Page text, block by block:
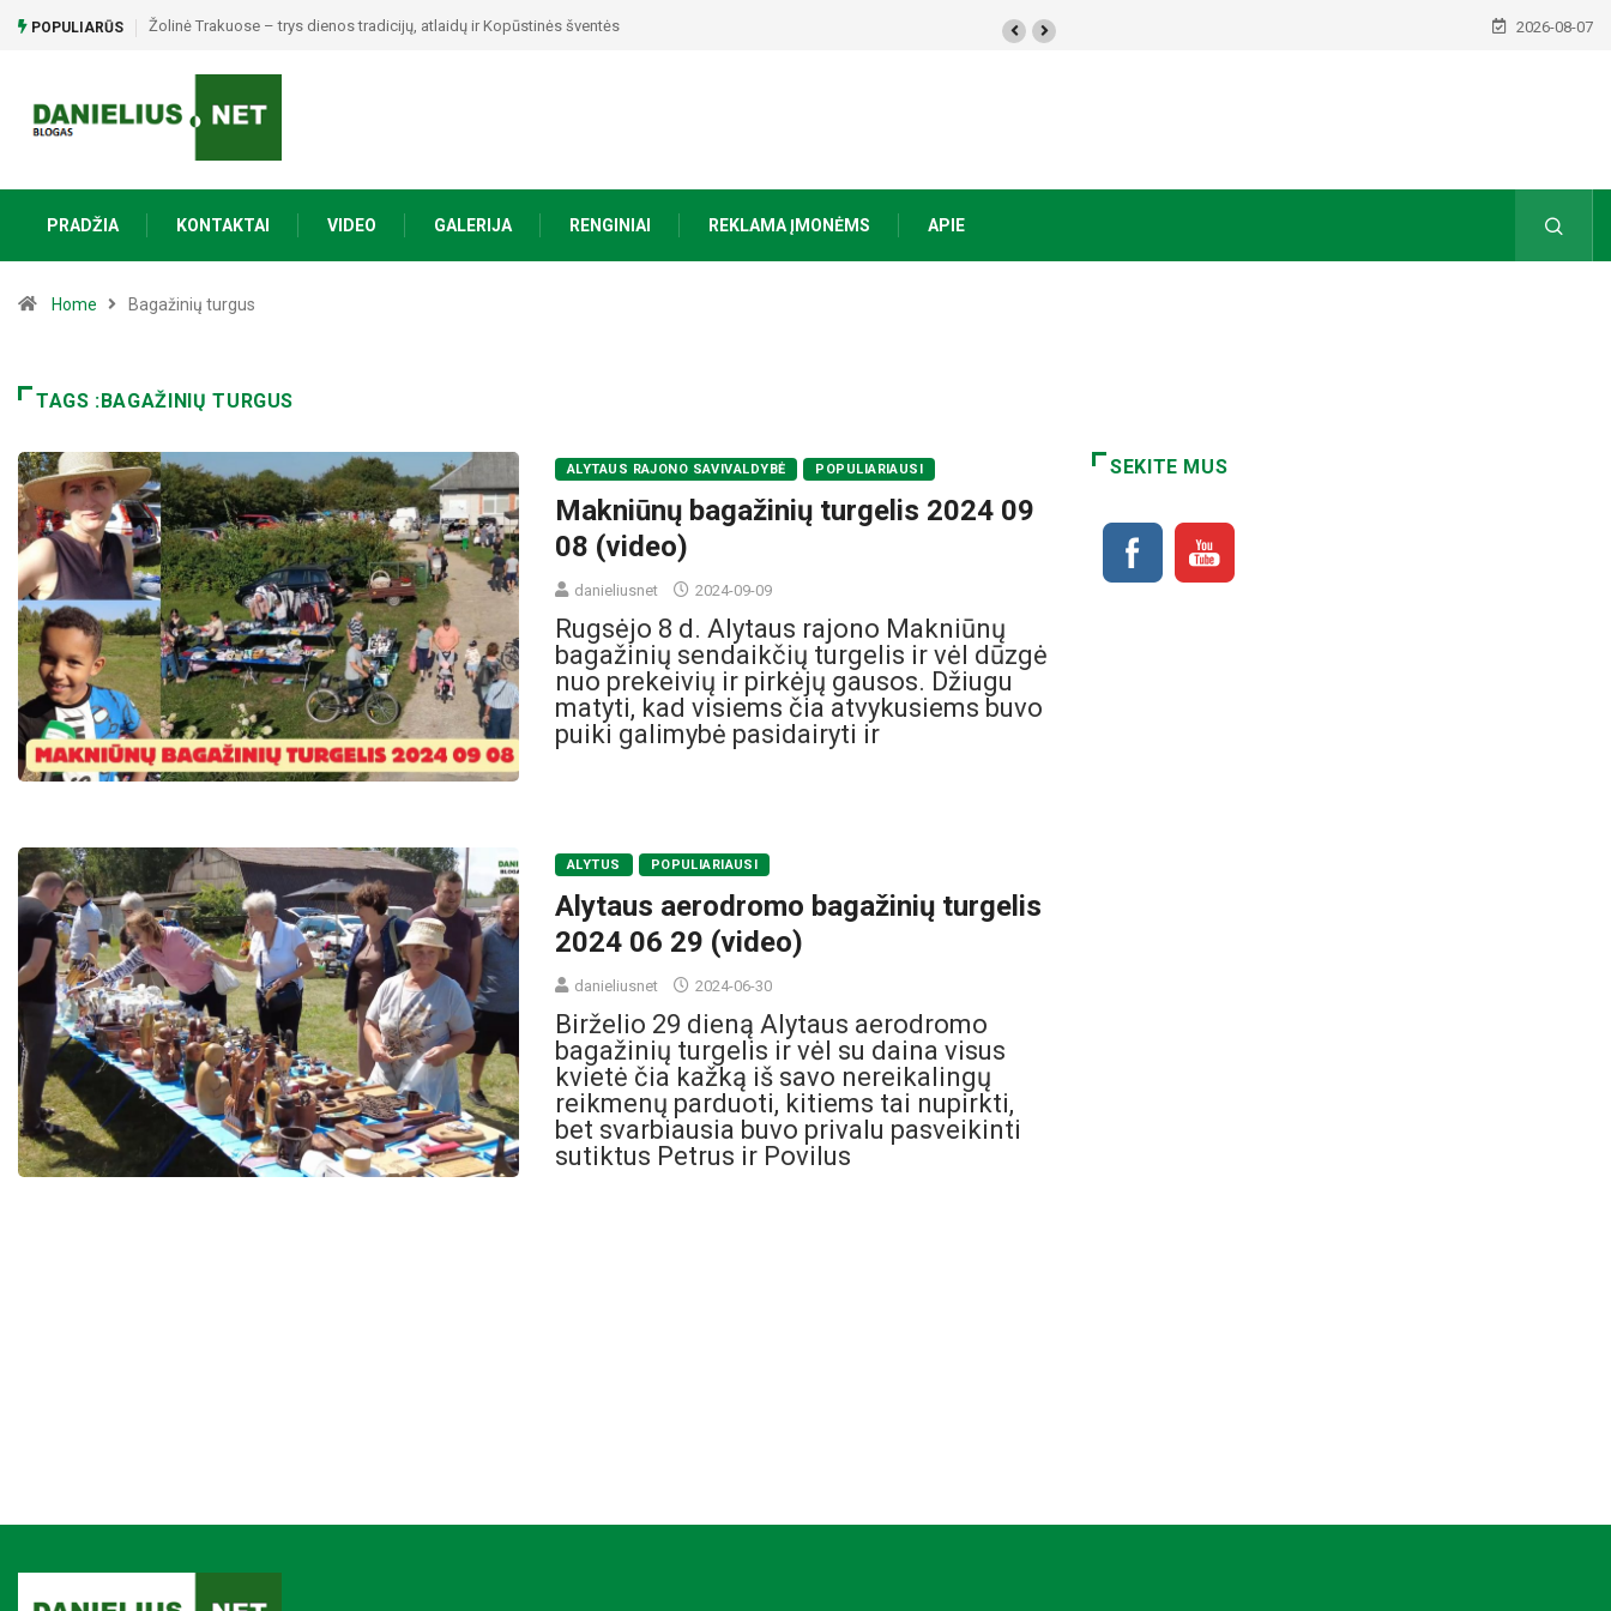
POPULIARŪS Žolinė Trakuose – trys dienos tradicijų, atlaidų ir Kopūstinės šventės 2026-08-07
PRADŽIA KONTAKTAI VIDEO GALERIJA RENGINIAI REKLAMA ĮMONĖMS APIE
Home Bagažinių turgus
TAGS :BAGAŽINIŲ TURGUS
ALYTAUS RAJONO SAVIVALDYBĖ POPULIARIAUSI
Makniūnų bagažinių turgelis 2024 09
08 (video)
danieliusnet 2024-09-09
Rugsėjo 8 d. Alytaus rajono Makniūnų
bagažinių sendaikčių turgelis ir vėl dūzgė
nuo prekeivių ir pirkėjų gausos. Džiugu
matyti, kad visiems čia atvykusiems buvo
puiki galimybė pasidairyti ir
ALYTUS POPULIARIAUSI
Alytaus aerodromo bagažinių turgelis
2024 06 29 (video)
danieliusnet 2024-06-30
Birželio 29 dieną Alytaus aerodromo
bagažinių turgelis ir vėl su daina visus
kvietė čia kažką iš savo nereikalingų
reikmenų parduoti, kitiems tai nupirkti,
bet svarbiausia buvo privalu pasveikinti
sutiktus Petrus ir Povilus
SEKITE MUS